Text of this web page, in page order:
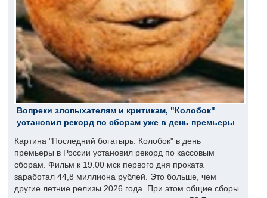
Вопреки злопыхателям и критикам, "Колобок"
установил рекорд по сборам уже в день премьеры
Картина "Последний богатырь. Колобок" в день
премьеры в России установил рекорд по кассовым
сборам. Фильм к 19.00 мск первого дня проката
заработал 44,8 миллиона рублей. Это больше, чем
другие летние релизы 2026 года. При этом общие сборы